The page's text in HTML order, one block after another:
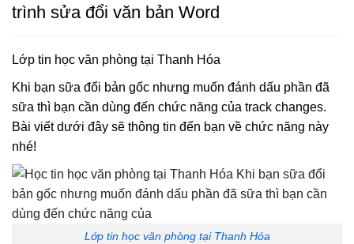
trình sửa đổi văn bản Word
Lớp tin học văn phòng tại Thanh Hóa
Khi bạn sữa đổi bản gốc nhưng muốn đánh dấu phần đã
sữa thì bạn cần dùng đến chức năng của track changes.
Bài viết dưới đây sẽ thông tin đến bạn về chức năng này
nhé!
Lớp tin học văn phòng tại Thanh Hóa